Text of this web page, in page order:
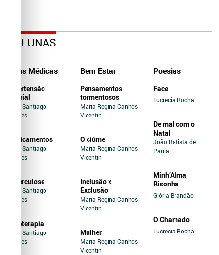
COLUNAS
Dicas Médicas
Hipertensão
Arterial
Jairo Santiago
Novaes
Medicamentos
Jairo Santiago
Novaes
Tuberculose
Jairo Santiago
Novaes
Soroterapia
Jairo Santiago
Novaes
Bem Estar
Pensamentos
tormentosos
Maria Regina Canhos
Vicentin
O ciúme
Maria Regina Canhos
Vicentin
Inclusão x
Exclusão
Maria Regina Canhos
Vicentin
Mulher
Maria Regina Canhos
Vicentin
Poesias
Face
Lucrecia Rocha
De mal com o
Natal
João Batista de
Paula
Minh’Alma
Risonha
Glória Brandão
O Chamado
Lucrecia Rocha